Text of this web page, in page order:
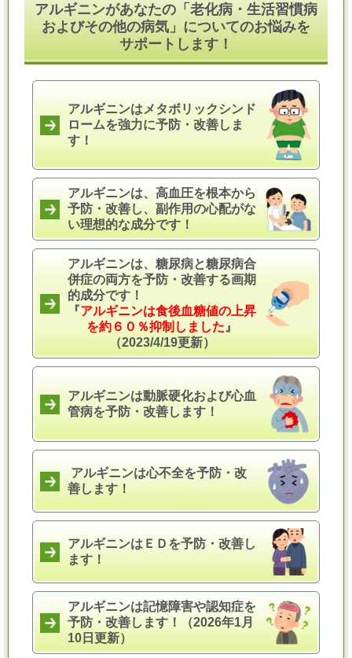
アルギニンがあなたの「老化病・生活習慣病
およびその他の病気」についてのお悩みを
サポートします！
アルギニンはメタボリックシンド
ロームを強力に予防・改善しま
す！
アルギニンは、高血圧を根本から
予防・改善し、副作用の心配がな
い理想的な成分です！
アルギニンは、糖尿病と糖尿病合
併症の両方を予防・改善する画期
的成分です！
『アルギニンは食後血糖値の上昇
を約６０％抑制しました 』
（2023/4/19更新）
アルギニンは動脈硬化および心血
管病を予防・改善します！
アルギニンは心不全を予防・改
善します！
アルギニンはＥＤを予防・改善し
ます！
アルギニンは記憶障害や認知症を
予防・改善します！
（2026年1月
10日更新）